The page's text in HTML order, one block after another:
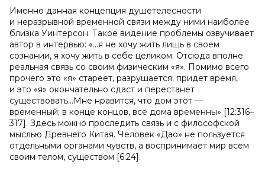
Именно данная концепция душетелесности
и неразрывной временной связи между ними наиболее
близка Уинтерсон. Такое видение проблемы озвучивает
автор в интервью: «…я не хочу жить лишь в своем
сознании, я хочу жить в себе целиком. Отсюда вполне
реальная связь со своим физическим «я». Помимо всего
прочего это «я» стареет, разрушается; придет время,
и это «я» окончательно сдаст и перестанет
существовать…Мне нравится, что дом этот —
временный; в конце концов, все дома временны» [12:316–
317]. Здесь можно проследить связь и с философской
мыслью Древнего Китая. Человек «Дао» не пользуется
отдельными органами чувств, а воспринимает мир всем
своим телом, существом [6:24].